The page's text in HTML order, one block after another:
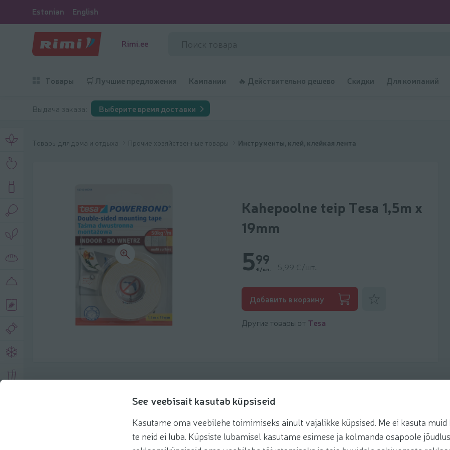
See veebisait kasutab küpsiseid
Kasutame oma veebilehe toimimiseks ainult vajalikke küpsised. Me ei kasuta muid
te neid ei luba. Küpsiste lubamisel kasutame esimese ja kolmanda osapoole
Estonian English
Rimi.ee
Товары 🛒 Лучшие предложения Кампании 🔥 Действительно дешево Скидки Для компаний
Выдача заказа: Выберите время доставки
Товары для дома и отдыха Прочие хозяйственные товары Инструменты, клей, клейкая лента
Kahepoolne teip Tesa 1,5m x
19mm
599
€/шт. 5,99 €/шт.
Добавить в корзину
Другие товары от Tesa
Рекомендации